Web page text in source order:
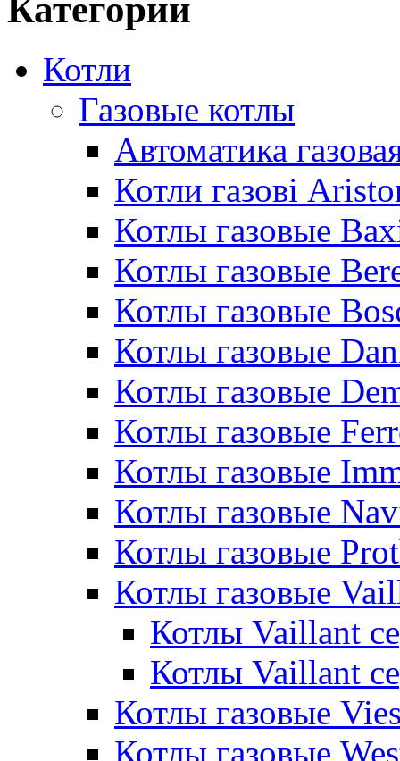
Категории
Котли
Газовые котлы
Автоматика
Котли газові
Котлы газовые
Котлы газовые
Котлы газовые
Котлы газовые
Котлы газовые
Котлы газовые
Котлы газовые
Котлы газовые
Котлы газовые
Котлы газовые
Котлы Vaillant
Котлы Vaillant
Котлы газовые
Котлы газовые